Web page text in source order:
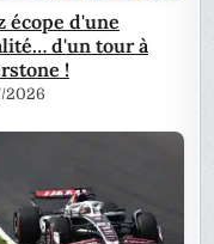
écope d'une
d'un tour à
!
2026